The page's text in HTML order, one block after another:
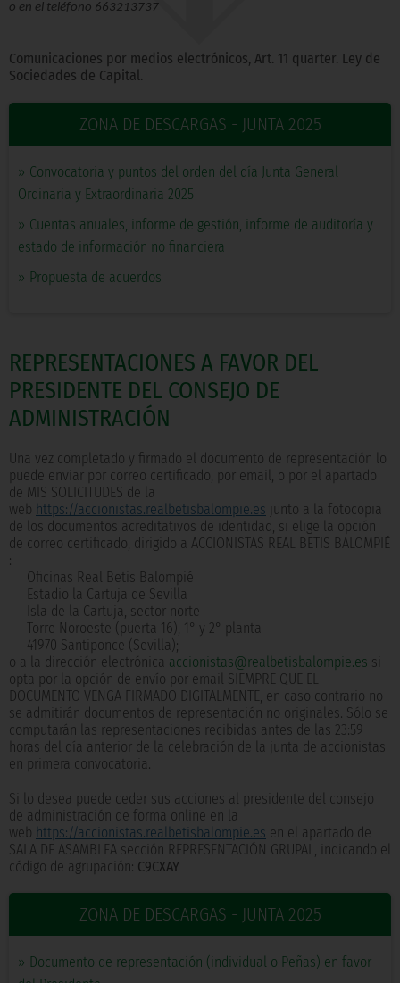
o en el teléfono 663213737
Comunicaciones por medios electrónicos, Art. 11 quarter. Ley de
Sociedades de Capital.
ZONA DE DESCARGAS - JUNTA 2025
» Convocatoria y puntos del orden del día Junta General
Ordinaria y Extraordinaria 2025
» Cuentas anuales, informe de gestión, informe de auditoría y
estado de información no financiera
» Propuesta de acuerdos
REPRESENTACIONES A FAVOR DEL
PRESIDENTE DEL CONSEJO DE
ADMINISTRACIÓN
Una vez completado y firmado el documento de representación lo
puede enviar por correo certificado, por email, o por el apartado
de MIS SOLICITUDES de la
web https://accionistas.realbetisbalompie.es junto a la fotocopia
de los documentos acreditativos de identidad, si elige la opción
de correo certificado, dirigido a ACCIONISTAS REAL BETIS BALOMPIÉ
:
Oficinas Real Betis Balompié
Estadio la Cartuja de Sevilla
Isla de la Cartuja, sector norte
Torre Noroeste (puerta 16), 1° y 2° planta
41970 Santiponce (Sevilla);
o a la dirección electrónica accionistas@realbetisbalompie.es si
opta por la opción de envío por email SIEMPRE QUE EL
DOCUMENTO VENGA FIRMADO DIGITALMENTE, en caso contrario no
se admitirán documentos de representación no originales. Sólo se
computarán las representaciones recibidas antes de las 23:59
horas del día anterior de la celebración de la junta de accionistas
en primera convocatoria.
Si lo desea puede ceder sus acciones al presidente del consejo
de administración de forma online en la
web https://accionistas.realbetisbalompie.es en el apartado de
SALA DE ASAMBLEA sección REPRESENTACIÓN GRUPAL, indicando el
código de agrupación: C9CXAY
ZONA DE DESCARGAS - JUNTA 2025
» Documento de representación (individual o Peñas) en favor